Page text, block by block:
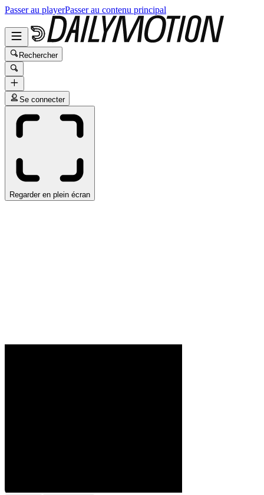
Passer au playerPasser au contenu principal
Rechercher
Se connecter
Regarder en plein écran